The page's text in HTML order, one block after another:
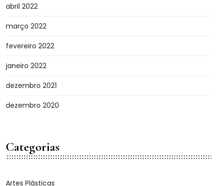
abril 2022
março 2022
fevereiro 2022
janeiro 2022
dezembro 2021
dezembro 2020
Categorias
Artes Plásticas